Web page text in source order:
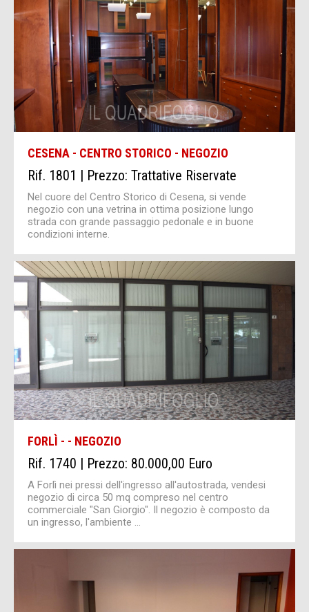
CESENA - CENTRO STORICO - NEGOZIO
Rif. 1801 | Prezzo: Trattative Riservate
Nel cuore del Centro Storico di Cesena, si vende
negozio con una vetrina in ottima posizione lungo
strada con grande passaggio pedonale e in buone
condizioni interne.
FORLÌ - - NEGOZIO
Rif. 1740 | Prezzo: 80.000,00 Euro
A Forlì nei pressi dell'ingresso all'autostrada, vendesi
negozio di circa 50 mq compreso nel centro
commerciale "San Giorgio". Il negozio è composto da
un ingresso, l'ambiente ...